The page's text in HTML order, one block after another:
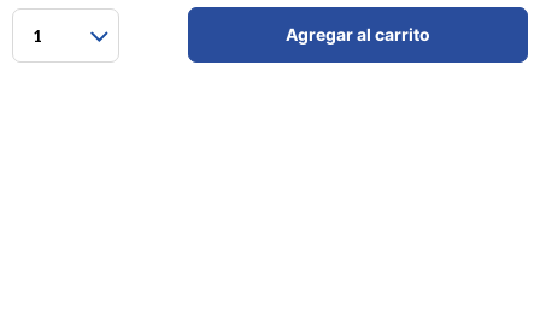
1 Agregar al carrito